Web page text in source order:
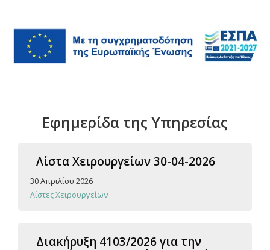
Εφημερίδα της Υπηρεσίας
Λίστα Χειρουργείων 30-04-2026
30 Απριλίου 2026
Λίστες Χειρουργείων
Διακήρυξη 4103/2026 για την